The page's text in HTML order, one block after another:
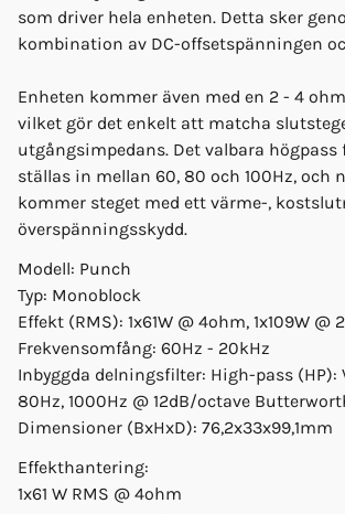
som driver hela enheten. Detta sker
kombination av DC-offsetspänningen
Enheten kommer även med en 2 - 4
vilket gör det enkelt att matcha
utgångsimpedans. Det valbara
ställas in mellan 60, 80 och 100Hz, och
kommer steget med ett värme-,
överspänningsskydd.
Modell: Punch
Typ: Monoblock
Effekt (RMS): 1x61W @ 4ohm, 1x109W @
Frekvensomfång: 60Hz - 20kHz
Inbyggda delningsfilter: High-pass (HP):
80Hz, 1000Hz @ 12dB/octave
Dimensioner (BxHxD): 76,2x33x99,1mm
Effekthantering:
1x61 W RMS @ 4ohm